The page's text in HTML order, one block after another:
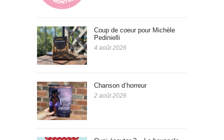
Coup de coeur pour Michèle
Pedinielli
4 août 2026
Chanson d’horreur
2 août 2026